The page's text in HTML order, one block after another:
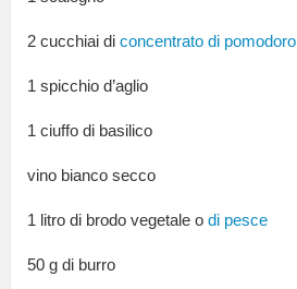
2 cucchiai di concentrato di pomodoro
1 spicchio d’aglio
1 ciuffo di basilico
vino bianco secco
1 litro di brodo vegetale o di pesce
50 g di burro